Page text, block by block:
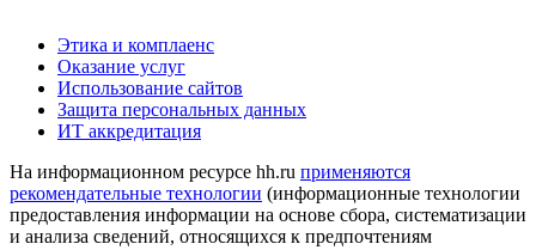
Этика и комплаенс
Оказание услуг
Использование сайтов
Защита персональных данных
ИТ аккредитация
На информационном ресурсе hh.ru применяются
рекомендательные технологии (информационные технологии
предоставления информации на основе сбора, систематизации
и анализа сведений, относящихся к предпочтениям